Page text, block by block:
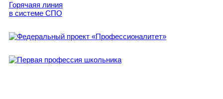
Горячаяя линия
в системе СПО